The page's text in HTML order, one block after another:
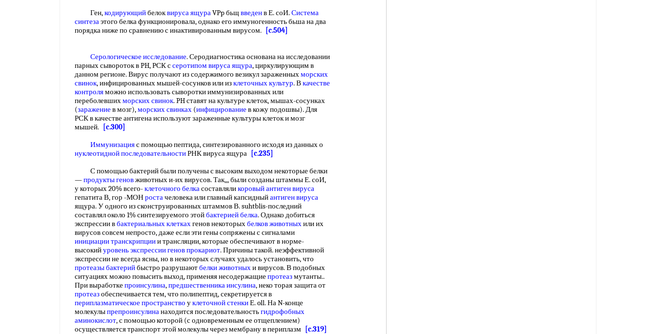
Ген,кодирующийбелоквируса ящураVPp бьщ введенв Е. соИ.Система
синтезаэтого белка функционировала, однако его иммуногенность бьша на два
порядка ниже по сравнению с инактивированным вирусом.
[c.504]
Серологическое исследование. Серодиагностика основана на исследовании
парных сывороток в PH, РСК ссеротипом вируса ящура, циркулирующим в
данном регионе. Вирус получают из содержимого везикул зараженныхморских
свинок, инфицированных мышей-сосунков или изклеточных культур. Вкачестве
контроляможно использовать сыворотки иммунизированных или
переболевшихморских свинок. PH ставят на культуре клеток, мышах-сосунках
(заражение в мозг),морских свинках (инфицирование в кожу подошвы). Для
РСК в качестве антигена используют зараженные культуры клеток и мозг
мышей.
[c.300]
Иммунизацияс помощью пептида, синтезированного исходя из данных о
нуклеотидной последовательностиРНК вируса ящура
[c.235]
С помощью бактерий были получены с высоким выходом некоторые белки
—продукты геновживотных и-их вирусов. Так,,, были созданы штаммы Е. соИ,
у которых 20% всего-клеточного белкасоставляликоровыйантиген вируса
гепатита В, гор -МОНростачеловека или главный капсидныйантиген вируса
ящура. У одного из сконструированных штаммов В. suhtblis-последний
составлял около 1% синтезируемого этойбактерией белка. Однако добиться
экспрессии вбактериальных клеткахгенов некоторыхбелков животныхили их
вирусов совсем непросто, даже если эти гены сопряжены с сигналами
инициации транскрипциии трансляции, которые обеспечивают в норме-
высокийуровень экспрессии геновпрокариот. Причины такой. неэффективной
экспрессии не всегда ясны, но в некоторых случаях удалось установить, что
протеазы бактерийбыстро разрушаютбелки животныхи вирусов. В подобных
ситуациях можно повысить выход, применяя несодержащие протеазмутанты..
При выработке проинсулина,предшественника инсулина, неко торая защита от
протеазобеспечивается тем, что полипептид, секретируется в
периплазматическое пространство уклеточной стенкиЕ. oll. На N-конце
молекулыпрепроинсулинанаходится последовательностьгидрофобных
аминокислот, с помощью которой (с одновременным ее отщеплением)
осуществляется транспорт этой молекулы через мембрану в периплазм
[c.319]